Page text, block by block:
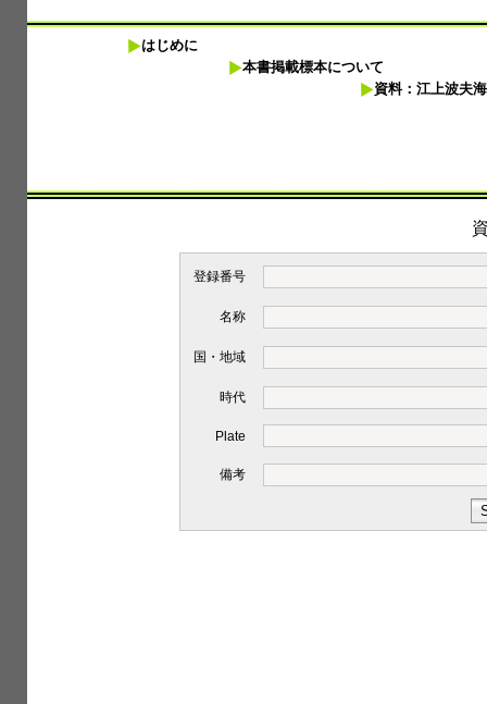
はじめに
本書掲載標本について
資料：江上波夫
登録番号
名称
国・地域
時代
Plate
備考